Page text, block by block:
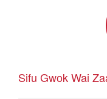
Sifu Gwok Wai